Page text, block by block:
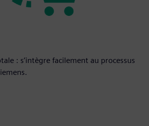
: s’intègre facilement au processus